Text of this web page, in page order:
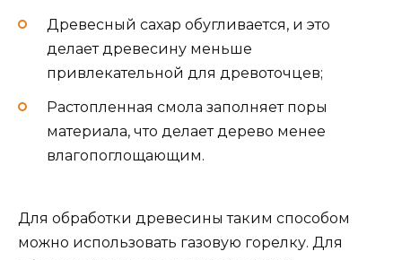
Древесный сахар обугливается, и это
делает древесину меньше
привлекательной для древоточцев;
Растопленная смола заполняет поры
материала, что делает дерево менее
влагопоглощающим.
Для обработки древесины таким способом
можно использовать газовую горелку. Для